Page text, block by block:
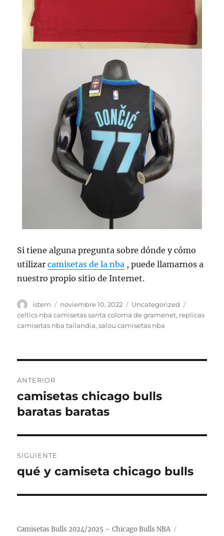
Si tiene alguna pregunta sobre dónde y cómo
utilizarcamisetas de la nba , puede llamarnos a
nuestro propio sitio de Internet.
Autor
istern
Publicado
el
noviembre 10, 2022 Categorías
Uncategorized
celtics nba camisetas santa coloma de gramenet, replicas
camisetas nba tailandia,salou camisetas nba
de
entradas
ANTERIOR
Entrada
anterior:
camisetas chicago bulls
baratas baratas
SIGUIENTE
Entrada
qué y camiseta chicago bulls
Camisetas Bulls 2024/2025 – Chicago Bulls NBA